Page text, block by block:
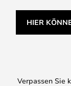
HIER
Verpassen Sie